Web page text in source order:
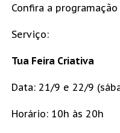
Confira a
Serviço:
Tua Feira Criativa
Data: 21/9 e 22/9
Horário: 10h às 20h